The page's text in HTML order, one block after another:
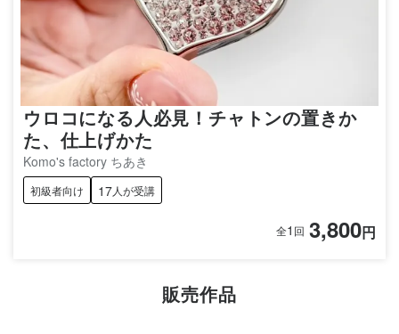
ウロコになる人必見！チャトンの置きか
た、仕上げかた
Komo's factory ちあき
初級者向け 17人が受講
全1 回 3,800円
販売作品